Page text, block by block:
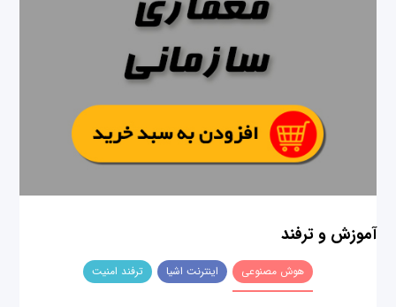
آموزش و ترفند
هوش مصنوعی اینترنت اشیا ترفند امنیت